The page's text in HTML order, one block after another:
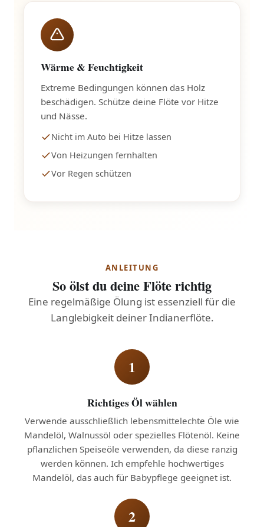
Wärme & Feuchtigkeit
Extreme Bedingungen können das Holz
beschädigen. Schütze deine Flöte vor Hitze
und Nässe.
Nicht im Auto bei Hitze lassen
Von Heizungen fernhalten
Vor Regen schützen
ANLEITUNG
So ölst du deine Flöte richtig
Eine regelmäßige Ölung ist essenziell für die
Langlebigkeit deiner Indianerflöte.
1
Richtiges Öl wählen
Verwende ausschließlich lebensmittelechte Öle wie
Mandelöl, Walnussöl oder spezielles Flötenöl. Keine
pflanzlichen Speiseöle verwenden, da diese ranzig
werden können. Ich empfehle hochwertiges
Mandelöl, das auch für Babypflege geeignet ist.
2